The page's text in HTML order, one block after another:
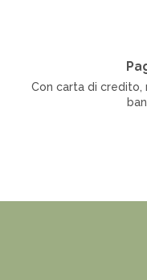
Con carta di credito,